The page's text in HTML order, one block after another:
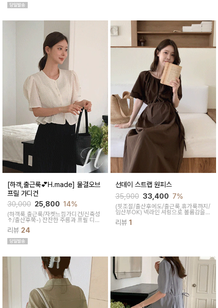
[하객,출근룩💕H.made] 물결오브
프릴 가디건
30,000 25,800 14%
(하객룩,출근룩/자켓느낌가디건/신축성
↑/출산후쭉-) 잔잔한 주름과 프릴 디테
일이 사랑스러운 반팔 가디건이에요 퍼
프소매와 페이크 버튼이 은근한 포인트
가 되어줘요 가볍게 걸쳐도 로맨틱한 분
위기가 자연스럽게 연출돼요
리뷰 24
선데이 스트랩 원피스
35,900 33,400 7%
(핏조절/출산후에도/출근룩,휴가룩까지/
임산부OK) 넥라인 셔링으로 볼륨감을
살려주면서 와이드하게 떨어져 밸런스있
는 핏을 완성해주는 원피스예요 심플한
리뷰 1